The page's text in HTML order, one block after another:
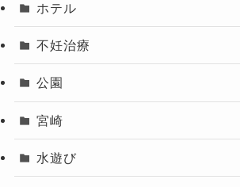
ホテル
不妊治療
公園
宮崎
水遊び